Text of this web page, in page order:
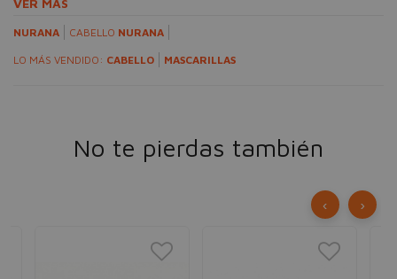
VER MÁS
NURANA CABELLO NURANA
LO MÁS VENDIDO: CABELLO MASCARILLAS
No te pierdas también
‹ ›